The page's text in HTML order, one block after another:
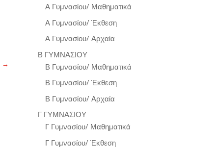
→
Α Γυμνασίου/ Μαθηματικά
Α Γυμνασίου/ Έκθεση
Α Γυμνασίου/ Αρχαία
Β ΓΥΜΝΑΣΙΟΥ
Β Γυμνασίου/ Μαθηματικά
Β Γυμνασίου/ Έκθεση
Β Γυμνασίου/ Αρχαία
Γ ΓΥΜΝΑΣΙΟΥ
Γ Γυμνασίου/ Μαθηματικά
Γ Γυμνασίου/ Έκθεση